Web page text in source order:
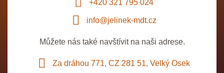
+420 321 795 024
info@jelinek-mdt.cz
Můžete nás také navštívit na naši adrese.
Za dráhou 771, CZ 281 51, Velký Osek